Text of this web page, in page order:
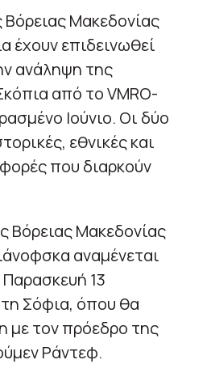
Βόρειας Μακεδονίας
έχουν επιδεινωθεί
ανάληψη της
από το VMRO-
Ιούνιο. Οι δύο
εθνικές και
που διαρκούν
Βόρειας Μακεδονίας
αναμένεται
13
Σόφια, όπου θα
με τον πρόεδρο της
Ράντεφ.